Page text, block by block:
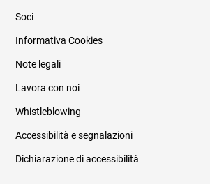
Soci
Informativa Cookies
Note legali
Lavora con noi
Whistleblowing
Accessibilità e segnalazioni
Dichiarazione di accessibilità